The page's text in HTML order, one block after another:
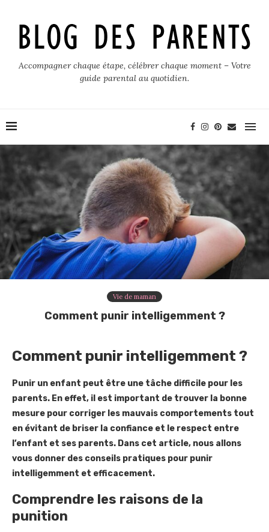
Accompagner chaque étape, célébrer chaque moment – Votre
guide parental au quotidien.
Vie de maman
Comment punir intelligemment ?
Comment punir intelligemment ?
Punir un enfant peut être une tâche difficile pour les
parents. En effet, il est important de trouver la bonne
mesure pour corriger les mauvais comportements tout
en évitant de briser la confiance et le respect entre
l’enfant et ses parents. Dans cet article, nous allons
vous donner des conseils pratiques pour punir
intelligemment et efficacement.
Comprendre les raisons de la
punition